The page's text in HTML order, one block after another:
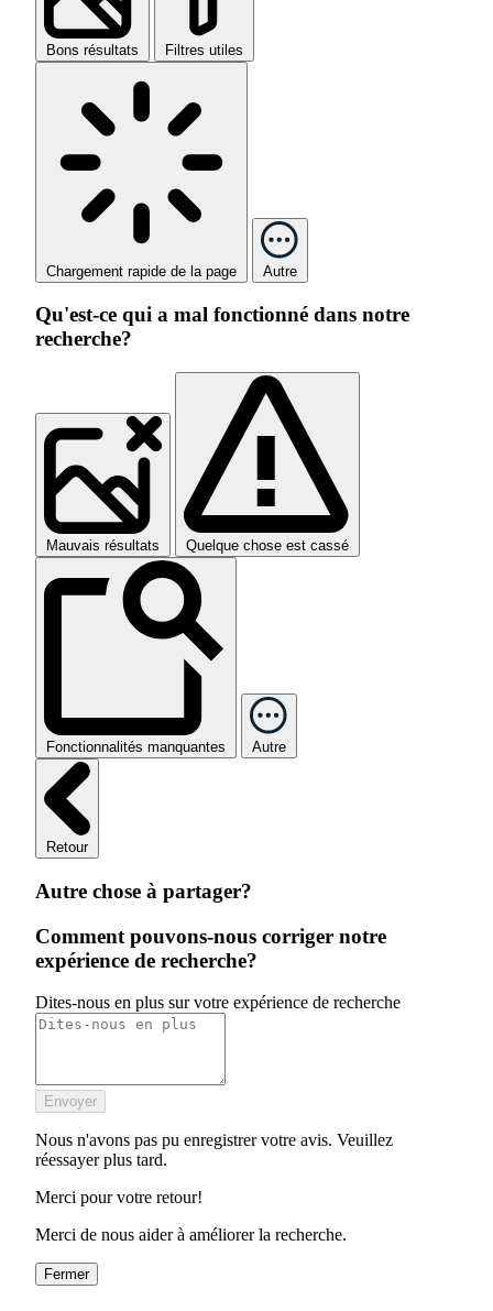
Bons résultats Filtres utiles
Chargement rapide de la page Autre
Qu'est-ce qui a mal fonctionné dans notre
recherche?
Mauvais résultats Quelque chose est cassé
Fonctionnalités manquantes Autre
Retour
Autre chose à partager?
Comment pouvons-nous corriger notre
expérience de recherche?
Dites-nous en plus sur votre expérience de recherche
Envoyer
Nous n'avons pas pu enregistrer votre avis. Veuillez
réessayer plus tard.
Merci pour votre retour!
Merci de nous aider à améliorer la recherche.
Fermer